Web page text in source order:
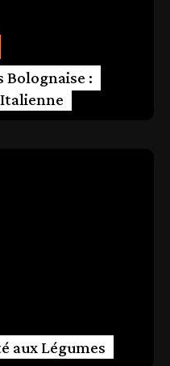
Bolognaise :
aux Légumes